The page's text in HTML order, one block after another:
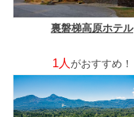
裏磐梯高原ホテル
1人 がおすすめ！